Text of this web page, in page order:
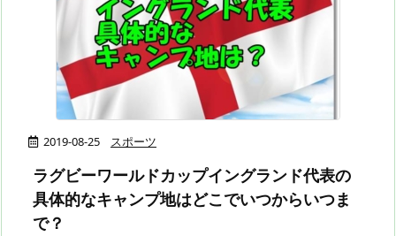
2019-08-25 スポーツ
ラグビーワールドカップイングランド代表の
具体的なキャンプ地はどこでいつからいつま
で？